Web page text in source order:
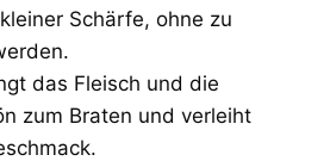
Schärfe, ohne zu
das Fleisch und die
zum Braten und verleiht